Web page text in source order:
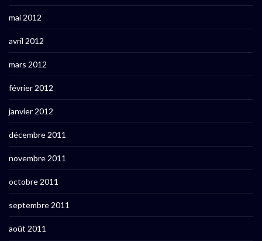
mai 2012
avril 2012
mars 2012
février 2012
janvier 2012
décembre 2011
novembre 2011
octobre 2011
septembre 2011
août 2011